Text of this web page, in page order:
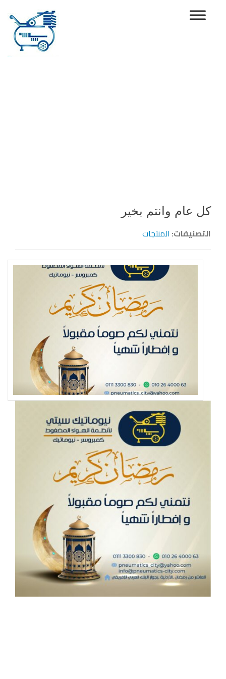
كل عام وانتم بخير
التصنيفات: المنتجات